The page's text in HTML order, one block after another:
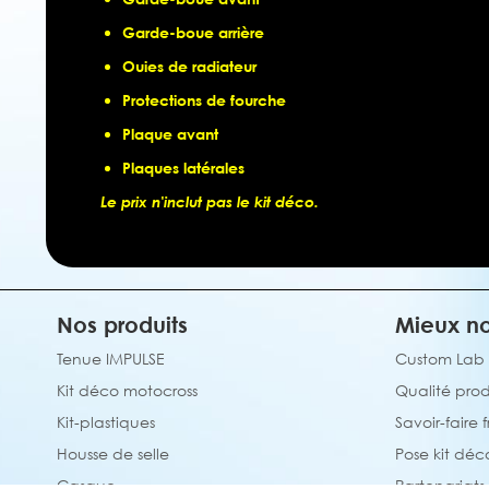
Garde-boue arrière
Ouies de radiateur
Protections de fourche
Plaque avant
Plaques latérales
Le prix n'inclut pas le kit déco.
Nos produits
Tenue IMPULSE
Kit déco motocross
Kit-plastiques
Housse de selle
Mieux
Custom Lab
Qualité
Savoir-faire
Pose kit